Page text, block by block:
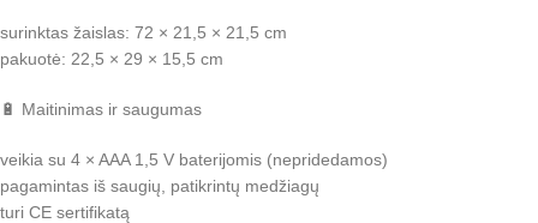
surinktas žaislas: 72 × 21,5 × 21,5 cm
pakuotė: 22,5 × 29 × 15,5 cm
🔋 Maitinimas ir saugumas
veikia su 4 × AAA 1,5 V baterijomis (nepridedamos)
pagamintas iš saugių, patikrintų medžiagų
turi CE sertifikatą